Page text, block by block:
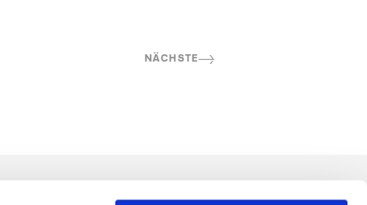
NÄCHSTE